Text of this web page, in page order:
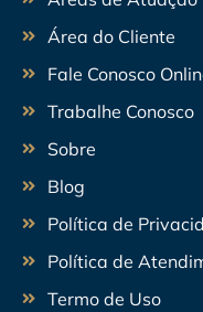
Área do Cliente
Fale Conosco
Trabalhe Conosco
Sobre
Blog
Política de
Política de
Termo de Uso